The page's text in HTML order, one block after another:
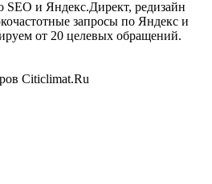
SEO и Яндекс.Директ, редизайн
запросы по Яндекс и
от 20 целевых обращений.
Citiclimat.Ru